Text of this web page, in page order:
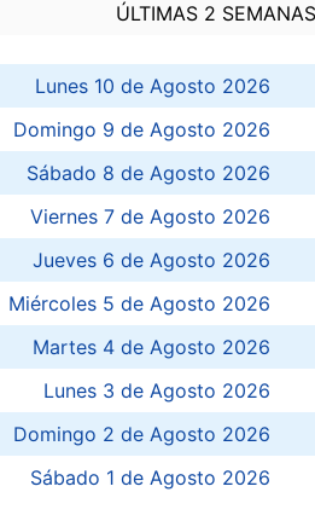
ÚLTIMAS 2 SEMANAS
Lunes 10 de Agosto 2026
Domingo 9 de Agosto 2026
Sábado 8 de Agosto 2026
Viernes 7 de Agosto 2026
Jueves 6 de Agosto 2026
Miércoles 5 de Agosto 2026
Martes 4 de Agosto 2026
Lunes 3 de Agosto 2026
Domingo 2 de Agosto 2026
Sábado 1 de Agosto 2026